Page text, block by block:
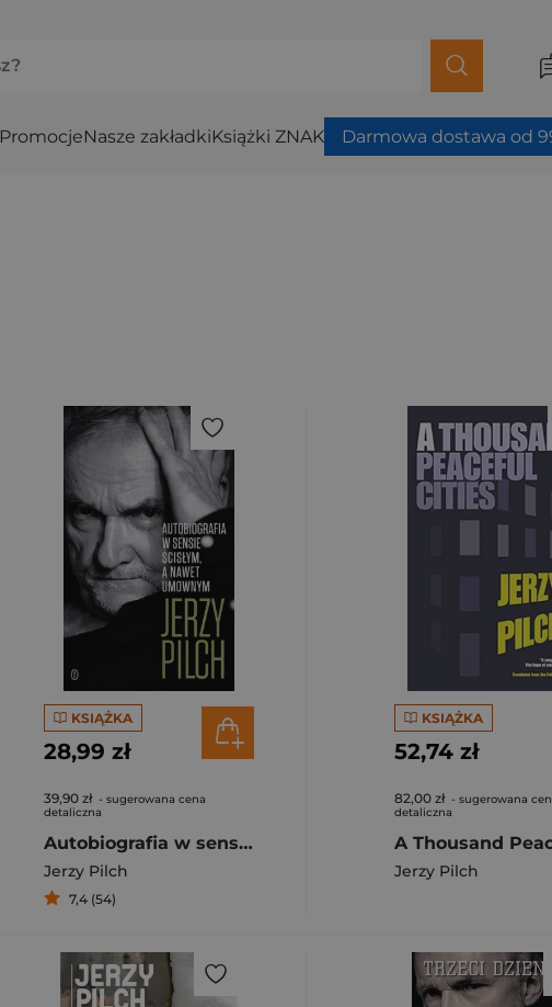
PromocjeNasze zakładkiKsiążki ZNAK Darmowa dostawa od
KSIĄŻKA
28,99 zł
39,90 zł - sugerowana cena
detaliczna
Autobiografia w sensie ścisłym A nawet umownym
Jerzy Pilch
7,4 (54)
KSIĄŻKA
52,74 zł
82,00 zł - sugerowana
detaliczna
Jerzy Pilch